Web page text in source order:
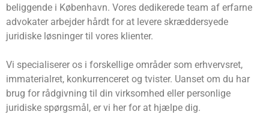
beliggende i København. Vores dedikerede team af erfarne
advokater arbejder hårdt for at levere skræddersyede
juridiske løsninger til vores klienter.
Vi specialiserer os i forskellige områder som erhvervsret,
immaterialret, konkurrenceret og tvister. Uanset om du har
brug for rådgivning til din virksomhed eller personlige
juridiske spørgsmål, er vi her for at hjælpe dig.